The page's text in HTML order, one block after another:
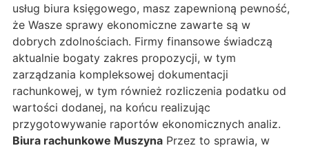
usług biura księgowego, masz zapewnioną pewność,
że Wasze sprawy ekonomiczne zawarte są w
dobrych zdolnościach. Firmy finansowe świadczą
aktualnie bogaty zakres propozycji, w tym
zarządzania kompleksowej dokumentacji
rachunkowej, w tym również rozliczenia podatku od
wartości dodanej, na końcu realizując
przygotowywanie raportów ekonomicznych analiz.
Biura rachunkowe Muszyna Przez to sprawia, w